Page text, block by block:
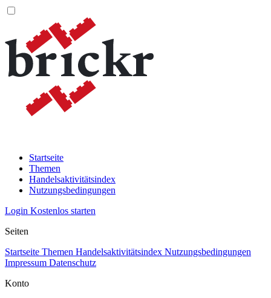
Startseite
Themen
Handelsaktivitätsindex
Nutzungsbedingungen
Login Kostenlos starten
Seiten
Startseite Themen Handelsaktivitätsindex Nutzungsbedingungen
Impressum Datenschutz
Konto